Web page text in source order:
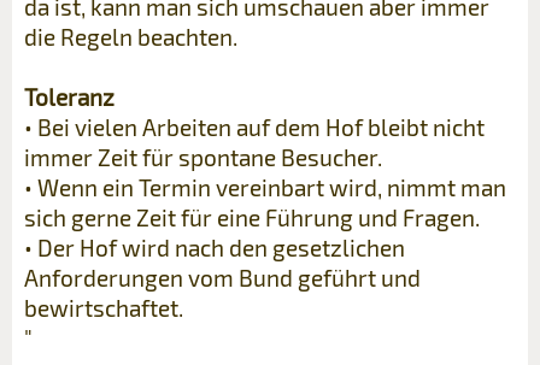
da ist, kann man sich umschauen aber immer
die Regeln beachten.
Toleranz
• Bei vielen Arbeiten auf dem Hof bleibt nicht
immer Zeit für spontane Besucher.
• Wenn ein Termin vereinbart wird, nimmt man
sich gerne Zeit für eine Führung und Fragen.
• Der Hof wird nach den gesetzlichen
Anforderungen vom Bund geführt und
bewirtschaftet.
"